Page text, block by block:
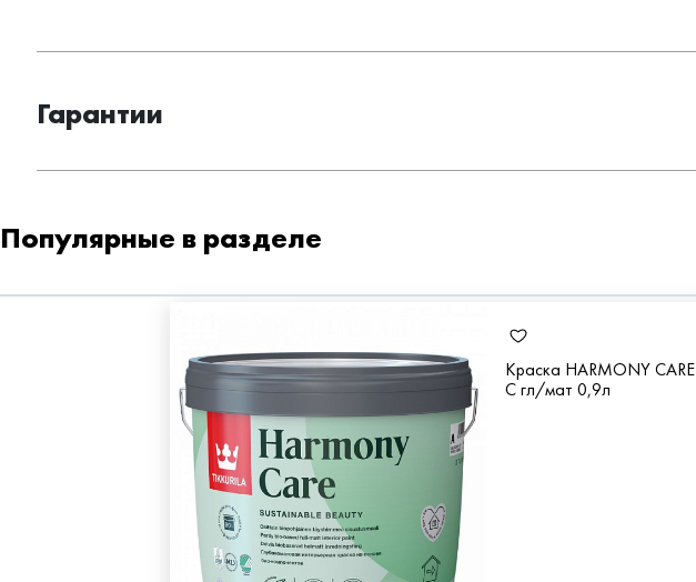
Гарантии
Популярные в разделе
Краска HARMONY CARE
С гл/мат 0,9л